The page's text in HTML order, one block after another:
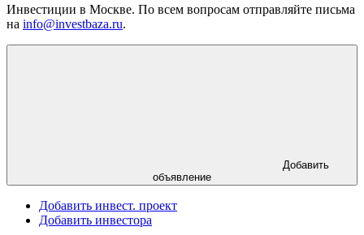
Инвестиции в Москве. По всем вопросам отправляйте письма
на info@investbaza.ru.
Добавить
объявление
Добавить инвест. проект
Добавить инвестора